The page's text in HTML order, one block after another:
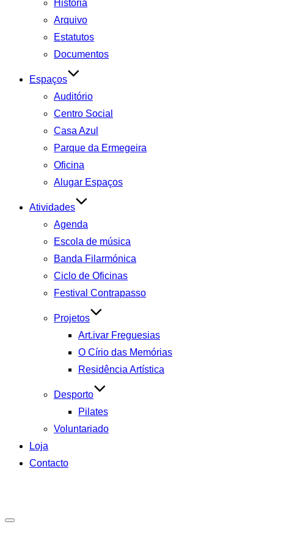
História
Arquivo
Estatutos
Documentos
Espaços
Auditório
Centro Social
Casa Azul
Parque da Ermegeira
Oficina
Alugar Espaços
Atividades
Agenda
Escola de música
Banda Filarmónica
Ciclo de Oficinas
Festival Contrapasso
Projetos
Art.ivar Freguesias
O Círio das Memórias
Residência Artística
Desporto
Pilates
Voluntariado
Loja
Contacto